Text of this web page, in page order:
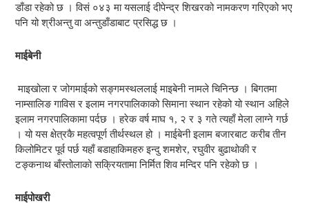
डाँडा रहेको छ । विसं ०४३ मा यसलाई दीपेन्द्र शिखरको नामकरण गरिएको भए
पनि यो श्रीअन्तु वा अन्तुडाँडाबाट प्रसिद्ध छ ।
माईबेनी
माइखोला र जोगमाईको सङ्गमस्थललाई माइबेनी नामले चिनिन्छ । बिगतमा
नाम्सालिङ गाविस र इलाम नगरपालिकाको सिमाना स्थान रहेको यो स्थान अहिले
इलाम नगरपालिकामा पर्दछ । हरेक वर्ष माघ १, २ र ३ गते त्यहाँ मेला लाग्ने गर्छ
। यो यस क्षेत्रकै महत्वपूर्ण तीर्थस्थल हो । माईबेनी इलाम बजारबाट करीब तीन
किलोमिटर पूर्व पर्छ यहाँ बडाहाकिमहरु इन्दु शमशेर, रघुवीर बुढाथोकी र
टङ्कनाथ बाँस्तोलाको सक्रियतामा निर्मित शिव मन्दिर पनि रहेको छ ।
माईपोखरी